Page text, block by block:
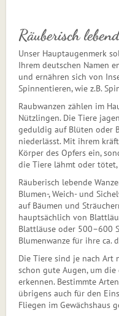
Räuberisch
Unser Hauptaugenmerk
Ihrem deutschen Namen
und ernähren sich von
Spinnentieren, wie z.B.
Raubwanzen zählen im
Nützlingen. Die Tiere
geduldig auf Blüten oder
niederlässt. Mit ihrem
Körper des Opfers ein,
die Tiere lähmt oder tö­tet,
Räuberisch lebende
Blumen-, Weich- und
auf Bäumen und
hauptsächlich von
Blattläuse oder 500–600
Blumenwanze für ihre ca.
Die Tiere sind je nach Art
schon gute Augen, um
erkennen. Bestimmte
übrigens auch für den
Fliegen im Gewächshaus